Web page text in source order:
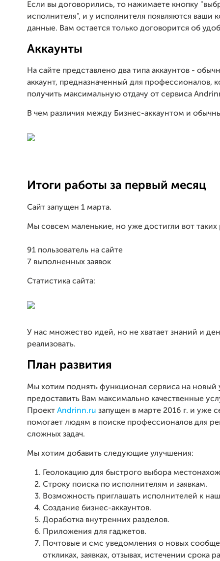
Если вы договорились, то нажимаете кнопку
исполнителя", и у исполнителя появляются ваши
данные. Вам остается только договорится об
Аккаунты
На сайте представлено два типа аккаунтов -
аккаунт, предназначенный для профессионалов,
получить максимальную отдачу от сервиса
В чем различия между Бизнес-аккаунтом и
Итоги работы за первый месяц
Сайт запущен 1 марта.
Мы совсем маленькие, но уже достигли вот таких
91 пользователь на сайте
7 выполненных заявок
Статистика сайта:
У нас множество идей, но не хватает знаний и
реализовать.
План развития
Мы хотим поднять функционал сервиса на новый
предоставить Вам максимально качественные
Проект Andrinn.ru запущен в марте 2016 г. и уже
помогает людям в поиске профессионалов для
сложных задач.
Мы хотим добавить следующие улучшения:
Геолокацию для быстрого выбора
Строку поиска по исполнителям и заявкам.
Возможность приглашать исполнителей к
Создание бизнес-аккаунтов.
Доработка внутренних разделов.
Приложения для гаджетов.
Почтовые и смс уведомления о новых
откликах, заявках, отзывах, истечении срока